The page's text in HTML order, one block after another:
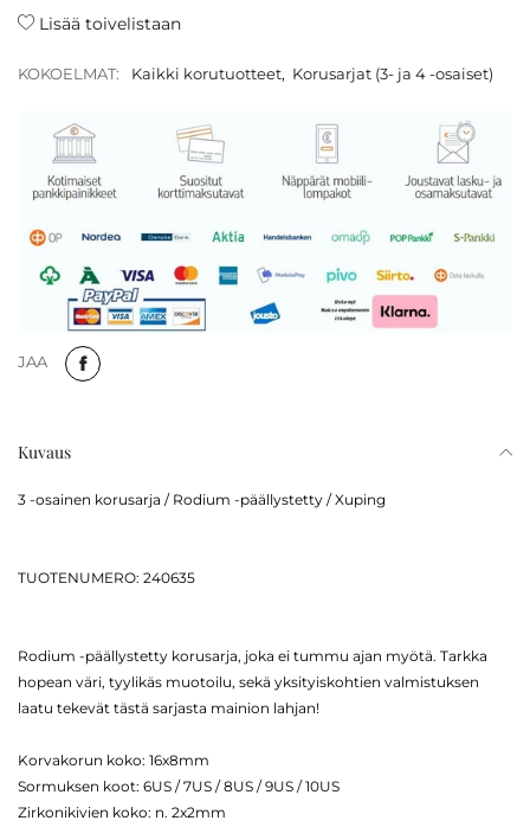
Lisää toivelistaan
KOKOELMAT: Kaikki korutuotteet, Korusarjat (3- ja 4 -osaiset)
JAA
Kuvaus
3 -osainen korusarja / Rodium -päällystetty / Xuping
TUOTENUMERO: 240635
Rodium -päällystetty korusarja, joka ei tummu ajan myötä. Tarkka
hopean väri, tyylikäs muotoilu, sekä yksityiskohtien valmistuksen
laatu tekevät tästä sarjasta mainion lahjan!
Korvakorun koko: 16x8mm
Sormuksen koot: 6US / 7US / 8US / 9US / 10US
Zirkonikivien koko: n. 2x2mm